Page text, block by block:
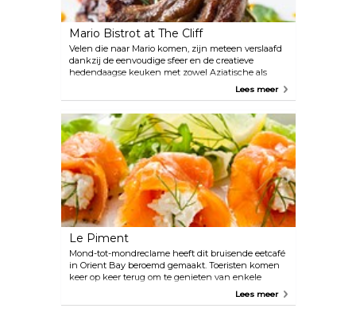
Mario Bistrot at The Cliff
Velen die naar Mario komen, zijn meteen verslaafd
dankzij de eenvoudige sfeer en de creatieve
hedendaagse keuken met zowel Aziatische als
Lees meer
Le Piment
Mond-tot-mondreclame heeft dit bruisende eetcafé
in Orient Bay beroemd gemaakt. Toeristen komen
keer op keer terug om te genieten van enkele
klassiekers uit de Italiaanse en Franse keukenLees meer